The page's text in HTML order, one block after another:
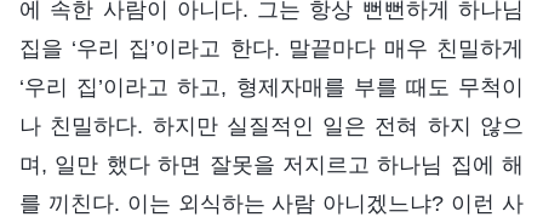
에 속한 사람이 아니다. 그는 항상 뻔뻔하게 하나님
집을 ‘우리 집’이라고 한다. 말끝마다 매우 친밀하게
‘우리 집’이라고 하고, 형제자매를 부를 때도 무척이
나 친밀하다. 하지만 실질적인 일은 전혀 하지 않으
며, 일만 했다 하면 잘못을 저지르고 하나님 집에 해
를 끼친다. 이는 외식하는 사람 아니겠느냐? 이런 사